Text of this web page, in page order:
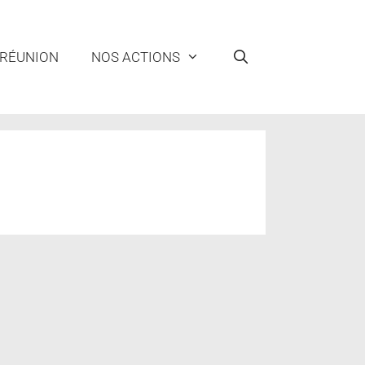
NOS ACTIONS